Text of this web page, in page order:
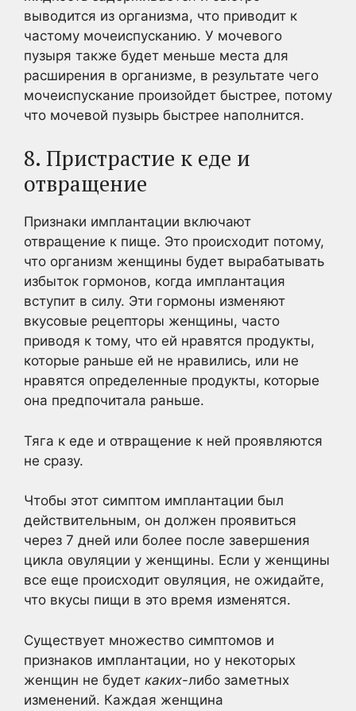
выводится из организма, что приводит к
частому мочеиспусканию. У мочевого
пузыря также будет меньше места для
расширения в организме, в результате чего
мочеиспускание произойдет быстрее, потому
что мочевой пузырь быстрее наполнится.
8. Пристрастие к еде и
отвращение
Признаки имплантации включают
отвращение к пище. Это происходит потому,
что организм женщины будет вырабатывать
избыток гормонов, когда имплантация
вступит в силу. Эти гормоны изменяют
вкусовые рецепторы женщины, часто
приводя к тому, что ей нравятся продукты,
которые раньше ей не нравились, или не
нравятся определенные продукты, которые
она предпочитала раньше.
Тяга к еде и отвращение к ней проявляются
не сразу.
Чтобы этот симптом имплантации был
действительным, он должен проявиться
через 7 дней или более после завершения
цикла овуляции у женщины. Если у женщины
все еще происходит овуляция, не ожидайте,
что вкусы пищи в это время изменятся.
Существует множество симптомов и
признаков имплантации, но у некоторых
женщин не будет каких-либо заметных
изменений. Каждая женщина